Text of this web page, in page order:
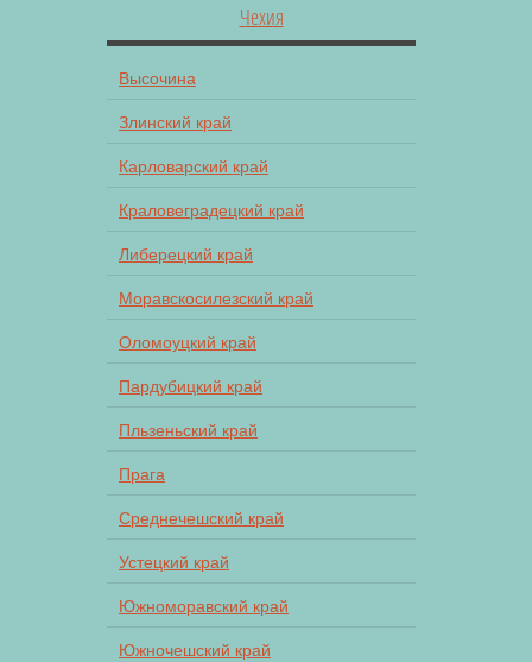
Чехия
Высочина
Злинский край
Карловарский край
Краловеградецкий край
Либерецкий край
Моравскосилезский край
Оломоуцкий край
Пардубицкий край
Пльзеньский край
Прага
Среднечешский край
Устецкий край
Южноморавский край
Южночешский край